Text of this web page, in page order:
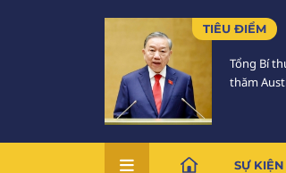
TIÊU ĐIỂM
Tổng Bí
thăm
SỰ KIỆN